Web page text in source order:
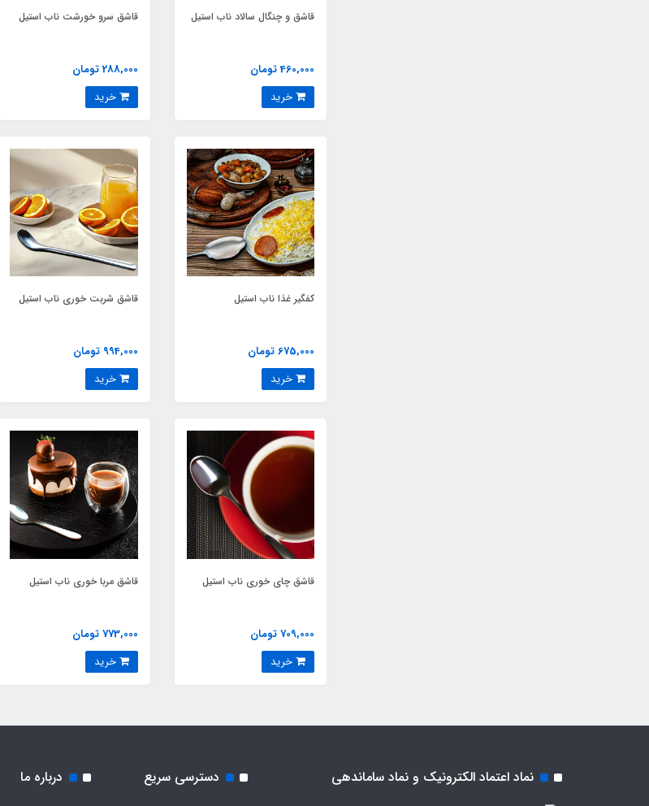
قاشق و چنگال سالاد ناب استیل
460,000 تومان
قاشق سرو خورشت ناب استیل
288,000 تومان
خرید
کفگیر غذا ناب استیل
675,000 تومان
قاشق شربت خوری ناب استیل
994,000 تومان
خرید
قاشق چای خوری ناب استیل
709,000 تومان
قاشق مربا خوری ناب استیل
773,000 تومان
خرید
نماد اعتماد الکترونیک و نماد ساماندهی دسترسی سریع درباره ما